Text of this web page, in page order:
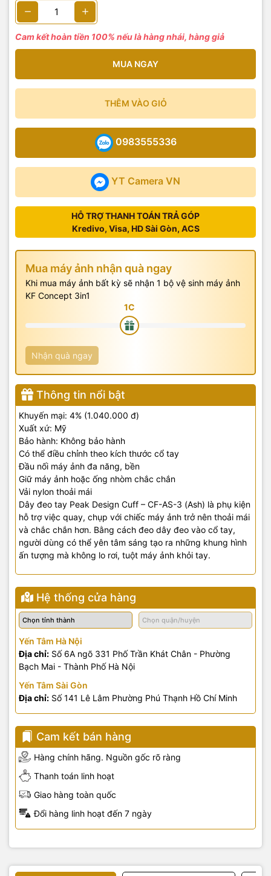
Cam kết hoàn tiền 100% nếu là hàng nhái, hàng giả
MUA NGAY
THÊM VÀO GIỎ
YT Camera VN
0983555336
HỖ TRỢ THANH TOÁN TRẢ GÓP
Kredivo, Visa, HD Sài Gòn, ACS
Mua máy ảnh nhận quà ngay
Khi mua máy ảnh bất kỳ sẽ nhận 1 bộ vệ sinh máy ảnh
KF Concept 3in1
Nhận quà ngay
Thông tin nổi bật
Khuyến mại: 4% (1.040.000 đ)
Xuất xứ: Mỹ
Bảo hành: Không bảo hành
Có thể điều chỉnh theo kích thước cổ tay
Đầu nối máy ảnh đa năng, bền
Giữ máy ảnh hoặc ống nhòm chắc chắn
Vải nylon thoải mái
Dây đeo tay Peak Design Cuff – CF-AS-3 (Ash) là phụ kiện
hỗ trợ việc quay, chụp với chiếc máy ảnh trở nên thoải mái
và chắc chắn hơn. Bằng cách đeo dây đeo vào cổ tay,
người dùng có thể yên tâm sáng tạo ra những khung hình
ấn tượng mà không lo rơi, tuột máy ảnh khỏi tay.
Hệ thống cửa hàng
Yến Tâm Hà Nội
Địa chỉ: Số 6A ngõ 331 Phố Trần Khát Chân - Phường
Bạch Mai - Thành Phố Hà Nội
Yến Tâm Sài Gòn
Địa chỉ: Số 141 Lê Lâm Phường Phú Thạnh Hồ Chí Minh
Cam kết bán hàng
Hàng chính hãng. Nguồn gốc rõ ràng
Thanh toán linh hoạt
Giao hàng toàn quốc
Đổi hàng linh hoạt đến 7 ngày